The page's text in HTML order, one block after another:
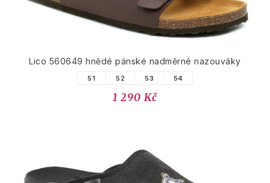
Lico 560649 hnědé pánské nadměrné nazouváky
51 52 53 54
1 290 Kč